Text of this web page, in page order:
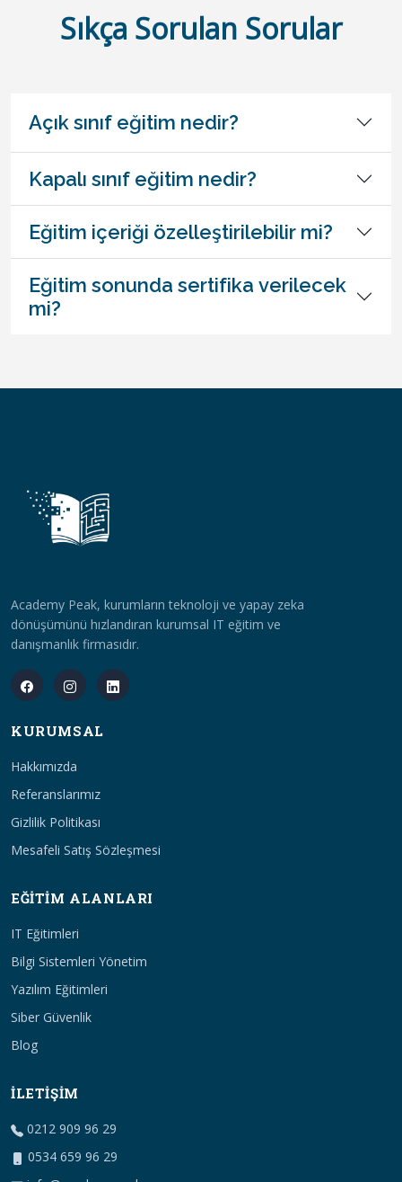
Sıkça Sorulan Sorular
Açık sınıf eğitim nedir?
Kapalı sınıf eğitim nedir?
Eğitim içeriği özelleştirilebilir mi?
Eğitim sonunda sertifika verilecek
mi?
Academy Peak, kurumların teknoloji ve yapay zeka
dönüşümünü hızlandıran kurumsal IT eğitim ve
danışmanlık firmasıdır.
KURUMSAL
Hakkımızda
Referanslarımız
Gizlilik Politikası
Mesafeli Satış Sözleşmesi
EĞITIM ALANLARI
IT Eğitimleri
Bilgi Sistemleri Yönetim
Yazılım Eğitimleri
Siber Güvenlik
Blog
İLETIŞIM
0212 909 96 29
0534 659 96 29